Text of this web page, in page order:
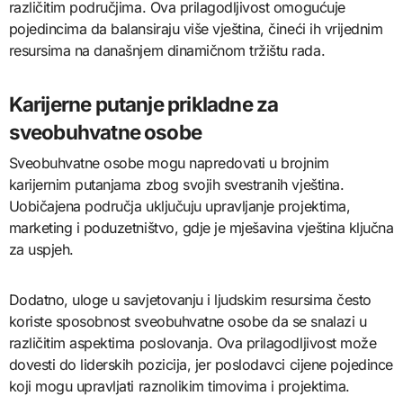
različitim područjima. Ova prilagodljivost omogućuje
pojedincima da balansiraju više vještina, čineći ih vrijednim
resursima na današnjem dinamičnom tržištu rada.
Karijerne putanje prikladne za
sveobuhvatne osobe
Sveobuhvatne osobe mogu napredovati u brojnim
karijernim putanjama zbog svojih svestranih vještina.
Uobičajena područja uključuju upravljanje projektima,
marketing i poduzetništvo, gdje je mješavina vještina ključna
za uspjeh.
Dodatno, uloge u savjetovanju i ljudskim resursima često
koriste sposobnost sveobuhvatne osobe da se snalazi u
različitim aspektima poslovanja. Ova prilagodljivost može
dovesti do liderskih pozicija, jer poslodavci cijene pojedince
koji mogu upravljati raznolikim timovima i projektima.